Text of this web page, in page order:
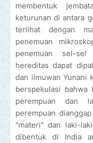
membentuk
keturunan di antara
terlihat dengan
penemuan
penemuan sel-
hereditas dapat
dan ilmuwan Yunani
berspekulasi
perempuan dan
perempuan
"materi" dan laki-
dibentuk di India